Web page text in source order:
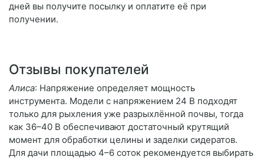
дней вы получите посылку и оплатите её при
получении.
Отзывы покупателей
Алиса: Напряжение определяет мощность
инструмента. Модели с напряжением 24 В подходят
только для рыхления уже разрыхлённой почвы, тогда
как 36–40 В обеспечивают достаточный крутящий
момент для обработки целины и заделки сидератов.
Для дачи площадью 4–6 соток рекомендуется выбирать